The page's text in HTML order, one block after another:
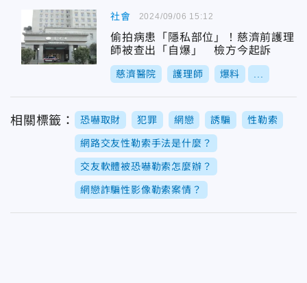
社會
偷拍病患「隱私部位」！慈濟前護理
師被查出「自爆」 檢方今起訴
慈濟醫院 護理師 爆料
2024/09/06 15:12
相關標籤： 恐嚇取財 犯罪 網戀 誘騙 性勒索
網路交友性勒索手法是什麼？
交友軟體被恐嚇勒索怎麼辦？
網戀詐騙性影像勒索案情？